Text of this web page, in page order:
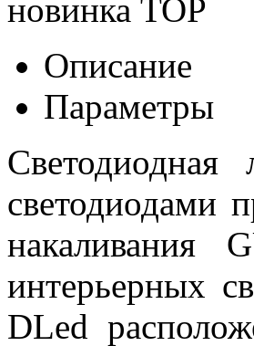
новинка TOP
Описание
Параметры
светодиодами
накаливания
интерьерных
DLed